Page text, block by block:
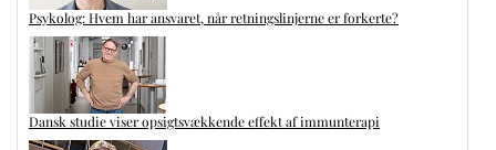
Psykolog: Hvem har ansvaret, når retningslinjerne er forkerte?
Dansk studie viser opsigtsvækkende effekt af immunterapi